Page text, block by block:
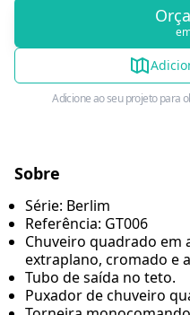
Adicione ao seu projeto para
Sobre
Série: Berlim
Referência: GT006
Chuveiro quadrado em
extraplano, cromado e
Tubo de saída no teto.
Puxador de chuveiro